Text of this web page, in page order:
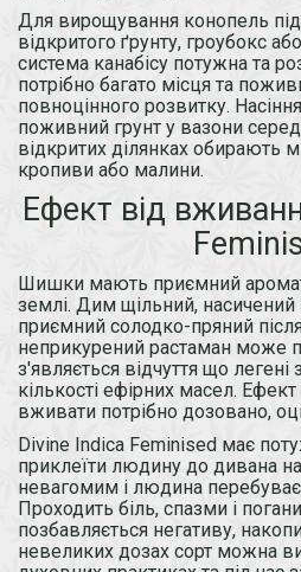
Для вирощування конопель
відкритого ґрунту, гроубокс
система канабісу потужна та
потрібно багато місця та
повноцінного розвитку.
поживний грунт у вазони
відкритих ділянках обирають
кропиви або малини.
Ефект від
Шишки мають приємний
землі. Дим щільний,
приємний солодко-пряний
неприкурений растаман може
з'являється відчуття що
кількості ефірних масел.
вживати потрібно дозовано,
Divine Indica Feminised має
приклеїти людину до дивана на
невагомим і людина перебуває
Проходить біль, спазми і
позбавляється негативу,
невеликих дозах сорт можна